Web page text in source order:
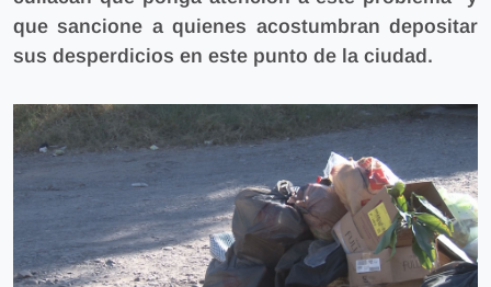
que sancione a quienes acostumbran depositar
sus desperdicios en este punto de la ciudad.